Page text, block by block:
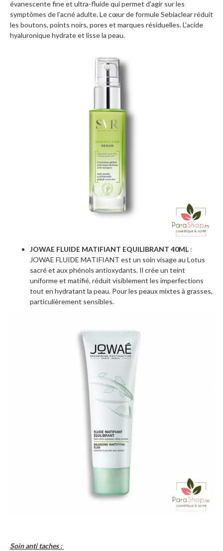
évanescente fine et ultra-fluide qui permet d'agir sur les
symptômes de l’acné adulte. Le cœur de formule Sebiaclear réduit
les boutons, points noirs, pores et marques résiduelles. L’acide
hyaluronique hydrate et lisse la peau.
JOWAE FLUIDE MATIFIANT EQUILIBRANT 40ML :
JOWAE FLUIDE MATIFIANT est un soin visage au Lotus
sacré et aux phénols antioxydants. Il crée un teint
uniforme et matifié, réduit visiblement les imperfections
tout en hydratant la peau. Pour les peaux mixtes à grasses,
particulièrement sensibles.
Soin anti taches :